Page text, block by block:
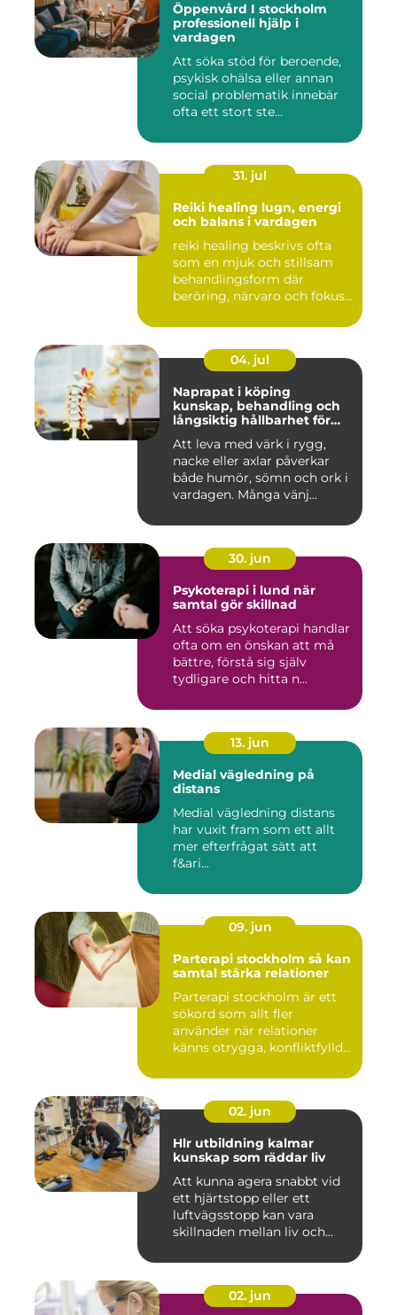
Öppenvård I stockholm
professionell hjälp i
vardagen
Att söka stöd för beroende,
psykisk ohälsa eller annan
social problematik innebär
ofta ett stort ste...
31. jul
Reiki healing lugn, energi
och balans i vardagen
reiki healing beskrivs ofta
som en mjuk och stillsam
behandlingsform där
beröring, närvaro och fokus...
04. jul
Naprapat i köping
kunskap, behandling och
långsiktig hållbarhet för
Att leva med värk i rygg,
nacke eller axlar påverkar
både humör, sömn och ork i
vardagen. Många vänj...
30. jun
Psykoterapi i lund när
samtal gör skillnad
Att söka psykoterapi handlar
ofta om en önskan att må
bättre, förstå sig själv
tydligare och hitta n...
13. jun
Medial vägledning på
distans
Medial vägledning distans
har vuxit fram som ett allt
mer efterfrågat sätt att
f&ari...
09. jun
Parterapi stockholm så kan
samtal stärka relationer
Parterapi stockholm är ett
sökord som allt fler
använder när relationer
känns otrygga, konfliktfylld...
02. jun
Hlr utbildning kalmar
kunskap som räddar liv
Att kunna agera snabbt vid
ett hjärtstopp eller ett
luftvägsstopp kan vara
skillnaden mellan liv och...
02. jun